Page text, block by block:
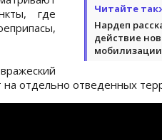
Читайте
Нардеп
действие
мобилизации
где
отдельно отведенных